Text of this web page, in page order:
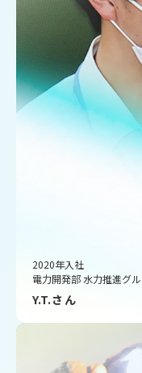
2020年入社
電力開発部水力推進グ
Y.T.さん